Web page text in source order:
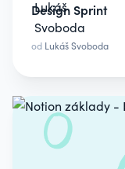
Design Sprint
od Lukáš Svoboda